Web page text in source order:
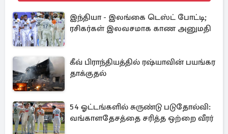
இந்தியா - இலங்கை டெஸ்ட் போட்டி;
ரசிகர்கள் இலவசமாக காண அனுமதி
கீவ் பிராந்தியத்தில் ரஷ்யாவின் பயங்கர
தாக்குதல்
54 ஓட்டங்களில் சுருண்டு படுதோல்வி:
வங்காளதேசத்தை சரித்த ஒற்றை வீரர்